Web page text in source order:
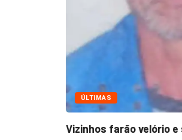
Vizinhos farão velório e